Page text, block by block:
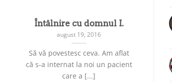
Întâlnire cu domnul I.
august 19, 2016
Să vă povestesc ceva. Am aflat
că s-a internat la noi un pacient
care a [...]